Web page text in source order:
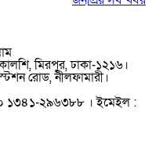
মিরপুর, ঢাকা-১২১৬।
রোড, নীলফামারী।
২৯৬৩৮৮ । ইমেইল :